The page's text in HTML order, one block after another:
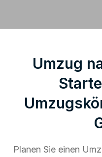
Umzug
Planen Sie einen